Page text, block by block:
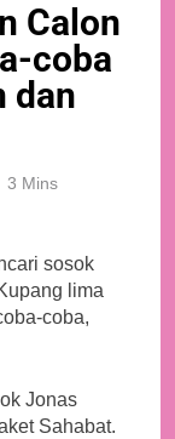
Calon
coba
dan
3 Mins
sosok
lima
coba,
Jonas
Sahabat.